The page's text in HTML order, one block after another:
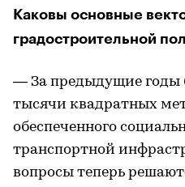
Каковы основные
градостроительной
— За предыдущие годы
тысячи квадратных
обеспеченного
транспортной
вопросы теперь